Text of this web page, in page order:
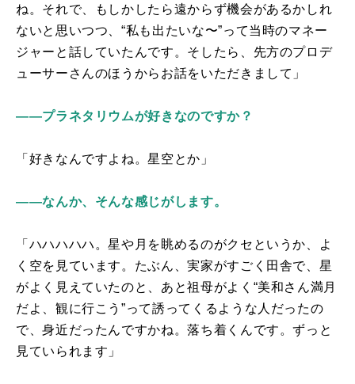
ね。それで、もしかしたら遠からず機会があるかしれ
ないと思いつつ、“私も出たいな〜”って当時のマネー
ジャーと話していたんです。そしたら、先方のプロデ
ューサーさんのほうからお話をいただきまして」
――プラネタリウムが好きなのですか？
「好きなんですよね。星空とか」
――なんか、そんな感じがします。
「ハハハハハ。星や月を眺めるのがクセというか、よ
く空を見ています。たぶん、実家がすごく田舎で、星
がよく見えていたのと、あと祖母がよく“美和さん満月
だよ、観に行こう”って誘ってくるような人だったの
で、身近だったんですかね。落ち着くんです。ずっと
見ていられます」